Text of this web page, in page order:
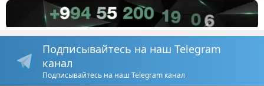
Подписывайтесь на наш Telegram
канал
Подписывайтесь на наш Telegram канал